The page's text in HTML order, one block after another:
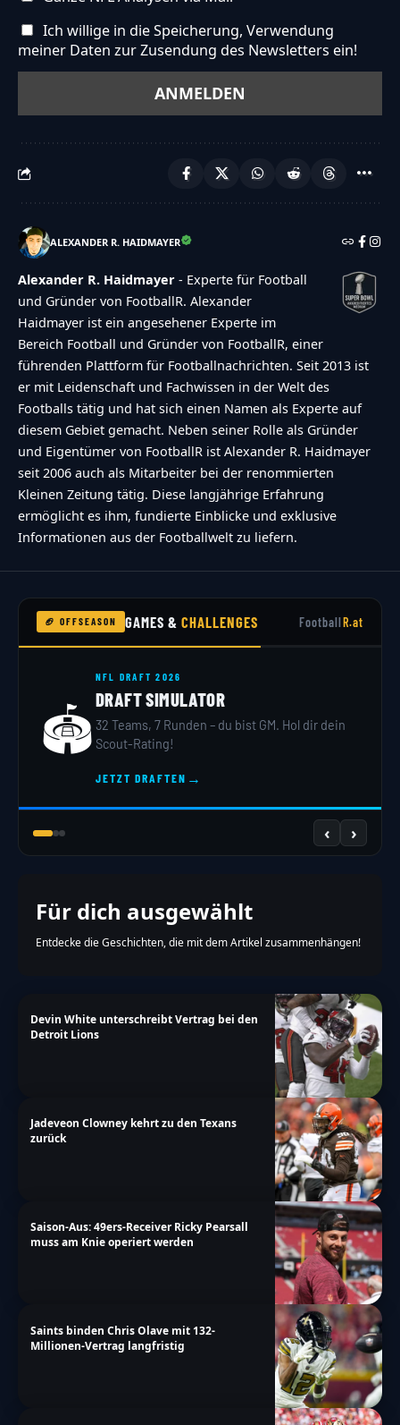
Ich willige in die Speicherung, Verwendung
meiner Daten zur Zusendung des Newsletters ein!
ALEXANDER R. HAIDMAYER
Alexander R. Haidmayer - Experte für Football
und Gründer von FootballR. Alexander
Haidmayer ist ein angesehener Experte im
Bereich Football und Gründer von FootballR, einer
führenden Plattform für Footballnachrichten. Seit 2013 ist
er mit Leidenschaft und Fachwissen in der Welt des
Footballs tätig und hat sich einen Namen als Experte auf
diesem Gebiet gemacht. Neben seiner Rolle als Gründer
und Eigentümer von FootballR ist Alexander R. Haidmayer
seit 2006 auch als Mitarbeiter bei der renommierten
Kleinen Zeitung tätig. Diese langjährige Erfahrung
ermöglicht es ihm, fundierte Einblicke und exklusive
Informationen aus der Footballwelt zu liefern.
🏈 OFFSEASON GAMES &CHALLENGES FootballR.at
🏟️
NFL DRAFT 2026
DRAFT SIMULATOR
32 Teams, 7 Runden – du bist GM. Hol dir dein
Scout-Rating!
JETZT DRAFTEN →
‹ ›
Für dich ausgewählt
Entdecke die Geschichten, die mit dem Artikel zusammenhängen!
Devin White unterschreibt Vertrag bei den
Detroit Lions
Jadeveon Clowney kehrt zu den Texans
zurück
Saison-Aus: 49ers-Receiver Ricky Pearsall
muss am Knie operiert werden
Saints binden Chris Olave mit 132-
Millionen-Vertrag langfristig